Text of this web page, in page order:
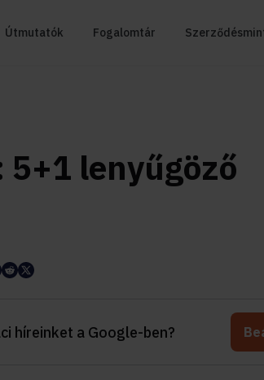
Útmutatók Fogalomtár
lenyűgöző
híreinket a Google-ben?